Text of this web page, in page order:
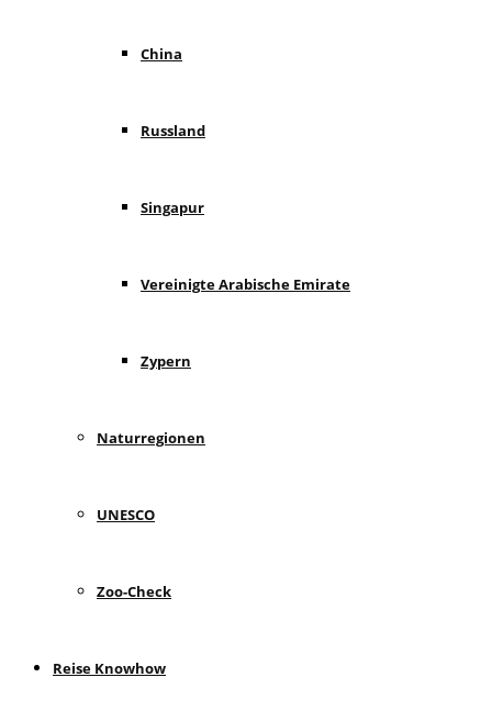
China
Russland
Singapur
Vereinigte Arabische Emirate
Zypern
Naturregionen
UNESCO
Zoo-Check
Reise Knowhow